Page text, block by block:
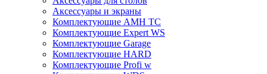
Аксессуары и экраны
Комплектующие AMH TC
Комплектующие Expert WS
Комплектующие Garage
Комплектующие HARD
Комплектующие Profi w